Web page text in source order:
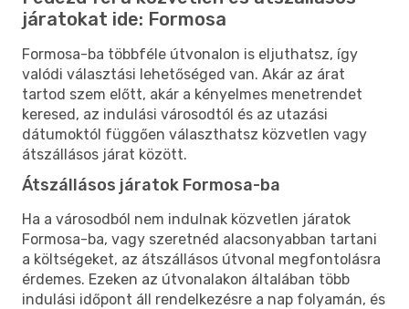
járatokat ide: Formosa
Formosa-ba többféle útvonalon is eljuthatsz, így
valódi választási lehetőséged van. Akár az árat
tartod szem előtt, akár a kényelmes menetrendet
keresed, az indulási városodtól és az utazási
dátumoktól függően választhatsz közvetlen vagy
átszállásos járat között.
Átszállásos járatok Formosa-ba
Ha a városodból nem indulnak közvetlen járatok
Formosa-ba, vagy szeretnéd alacsonyabban tartani
a költségeket, az átszállásos útvonal megfontolásra
érdemes. Ezeken az útvonalakon általában több
indulási időpont áll rendelkezésre a nap folyamán, és